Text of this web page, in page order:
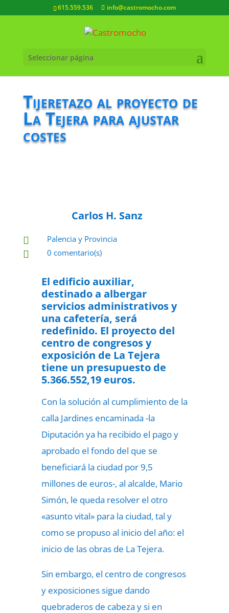
615.559.536 info@castromocho.com
Seleccionar página
Tijeretazo al proyecto de
La Tejera para ajustar
costes
Carlos H. Sanz
 Palencia y Provincia
 0 comentario(s)
El edificio auxiliar,
destinado a albergar
servicios administrativos y
una cafetería, será
redefinido. El proyecto del
centro de congresos y
exposición de La Tejera
tiene un presupuesto de
5.366.552,19 euros.
Con la solución al cumplimiento de la
calla Jardines encaminada -la
Diputación ya ha recibido el pago y
aprobado el fondo del que se
beneficiará la ciudad por 9,5
millones de euros-, al alcalde, Mario
Simón, le queda resolver el otro
«asunto vital» para la ciudad, tal y
como se propuso al inicio del año: el
inicio de las obras de La Tejera.
Sin embargo, el centro de congresos
y exposiciones sigue dando
quebraderos de cabeza y si en